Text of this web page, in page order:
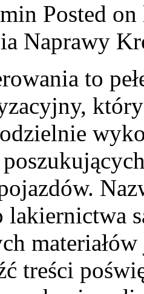
Posted
Naprawy
to
lakiernictwa
materiałów
treści